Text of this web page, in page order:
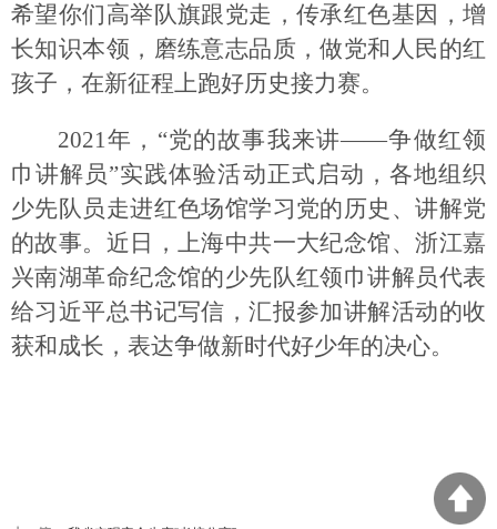
希望你们高举队旗跟党走，传承红色基因，增
长知识本领，磨练意志品质，做党和人民的红
孩子，在新征程上跑好历史接力赛。
2021年，“党的故事我来讲——争做红领
巾讲解员”实践体验活动正式启动，各地组织
少先队员走进红色场馆学习党的历史、讲解党
的故事。近日，上海中共一大纪念馆、浙江嘉
兴南湖革命纪念馆的少先队红领巾讲解员代表
给习近平总书记写信，汇报参加讲解活动的收
获和成长，表达争做新时代好少年的决心。